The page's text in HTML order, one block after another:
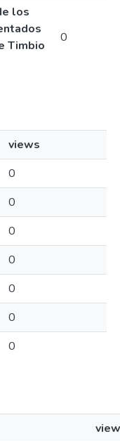
los
Timbio
0
views
0
0
0
0
0
0
0